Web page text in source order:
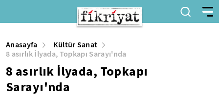
Anasayfa
Kültür Sanat
8 asırlık İlyada, Topkapı Sarayı'nda
8 asırlık İlyada, Topkapı
Sarayı'nda